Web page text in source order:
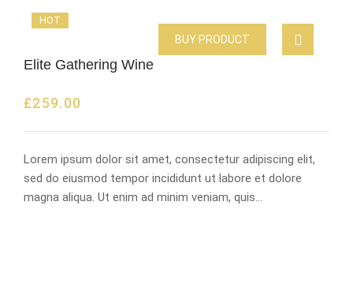
HOT
Elite Gathering Wine
£259.00
BUY PRODUCT
Lorem ipsum dolor sit amet, consectetur adipiscing elit,
sed do eiusmod tempor incididunt ut labore et dolore
magna aliqua. Ut enim ad minim veniam, quis…